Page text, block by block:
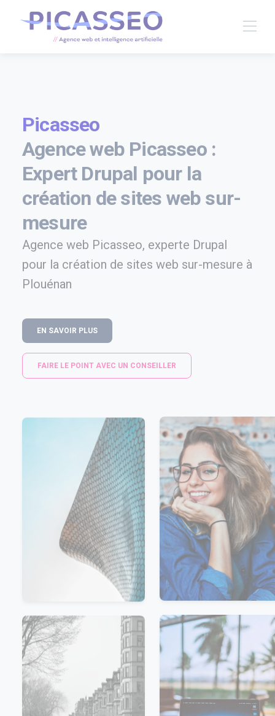
Picasseo
Agence web Picasseo :
Expert Drupal pour la
création de sites web sur-
mesure
Agence web Picasseo, experte Drupal
pour la création de sites web sur-mesure à
Plouénan
EN SAVOIR PLUS
FAIRE LE POINT AVEC UN CONSEILLER